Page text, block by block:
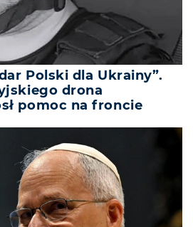
Polski dla Ukrainy”.
drona
pomoc na froncie